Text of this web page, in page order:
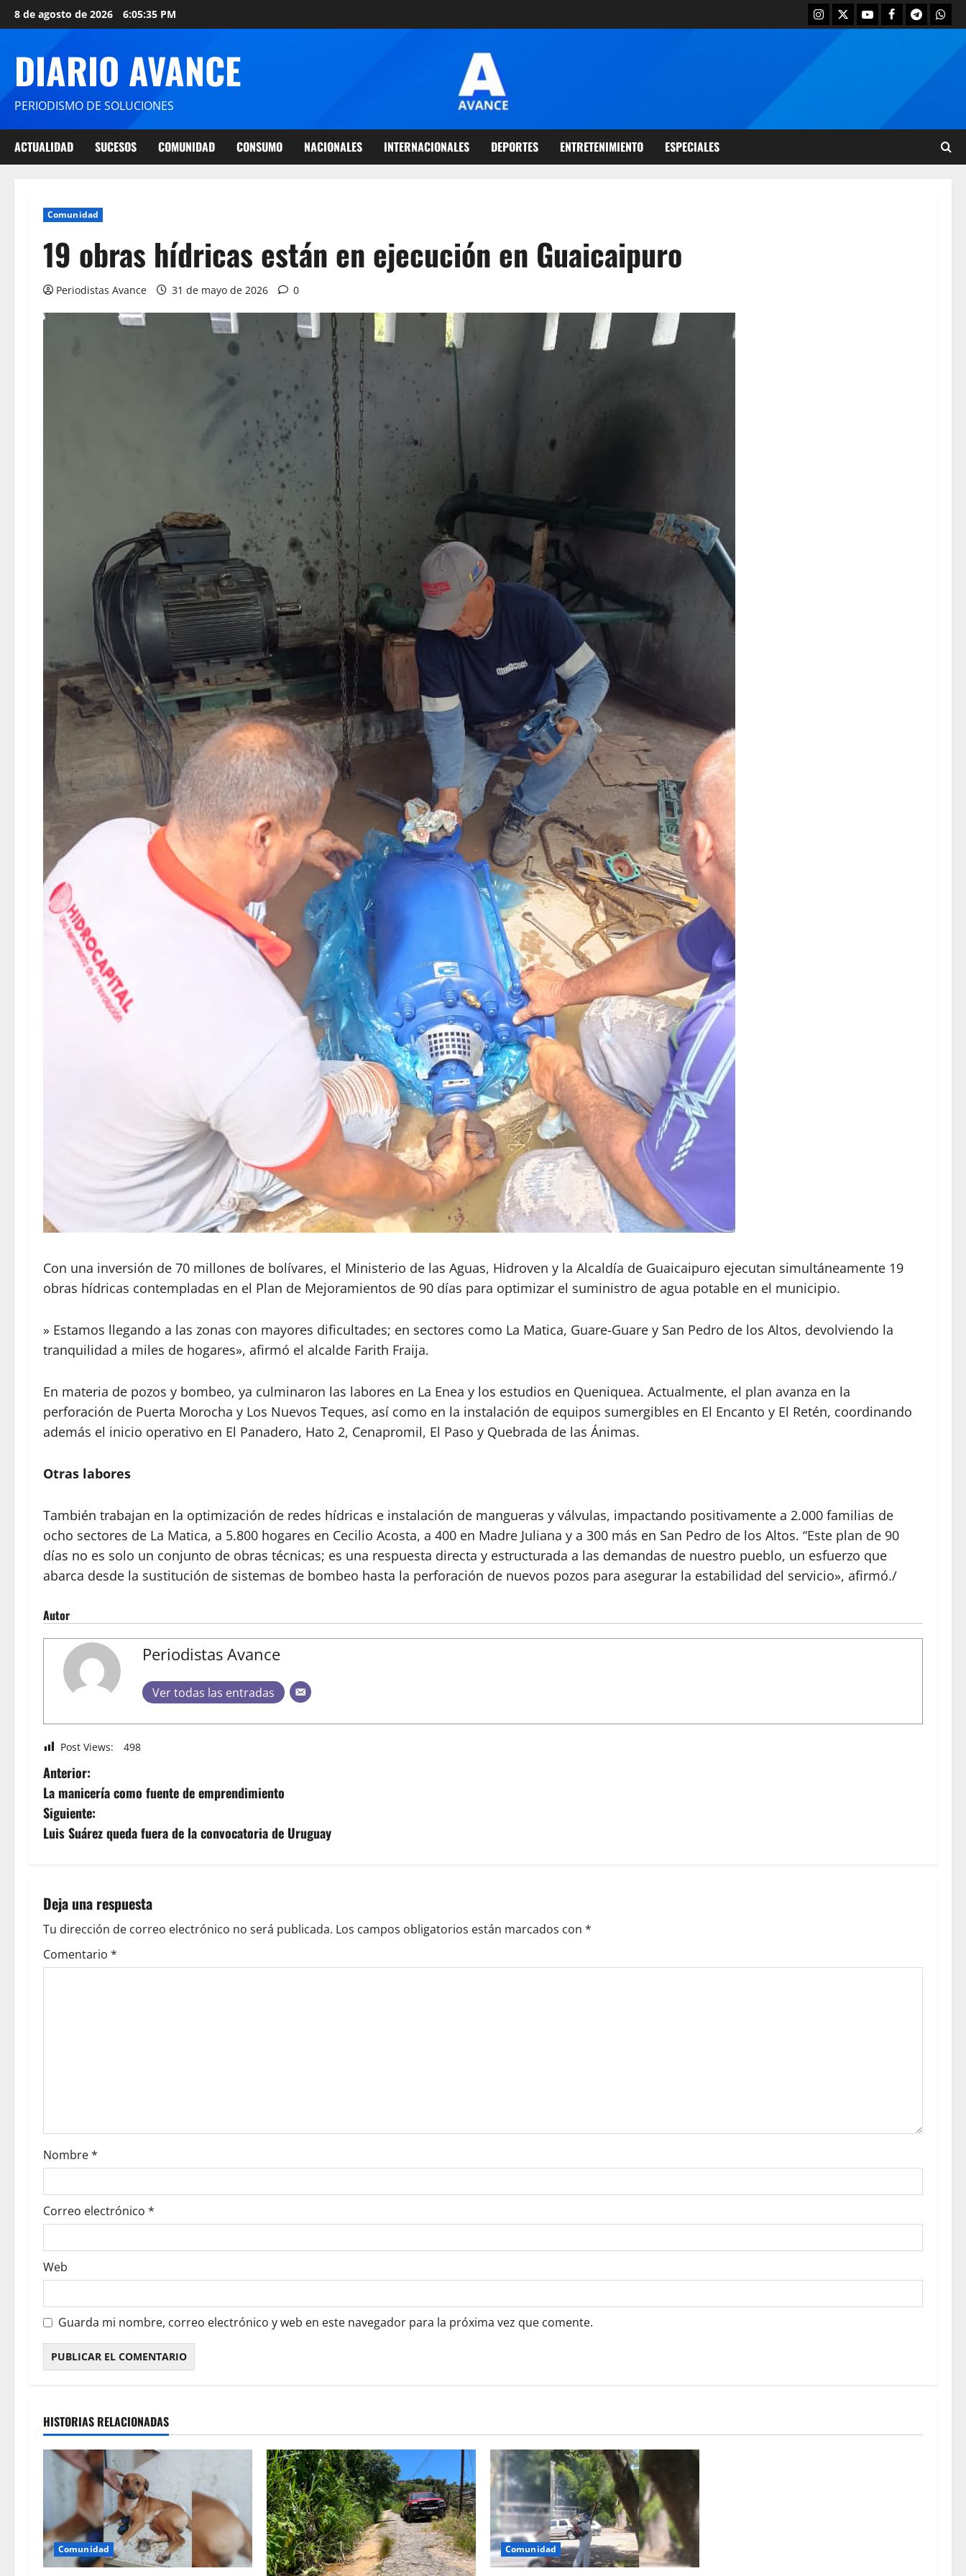
8 de agosto de 2026 6:05:36 PM
DIARIO AVANCE
PERIODISMO DE SOLUCIONES
ACTUALIDAD SUCESOS COMUNIDAD CONSUMO NACIONALES INTERNACIONALES DEPORTES ENTRETENIMIENTO ESPECIALES
Comunidad
19 obras hídricas están en ejecución en Guaicaipuro
Periodistas Avance 31 de mayo de 2026 0
Con una inversión de 70 millones de bolívares, el Ministerio de las Aguas, Hidroven y la Alcaldía de Guaicaipuro ejecutan simultáneamente 19
obras hídricas contempladas en el Plan de Mejoramientos de 90 días para optimizar el suministro de agua potable en el municipio.
» Estamos llegando a las zonas con mayores dificultades; en sectores como La Matica, Guare-Guare y San Pedro de los Altos, devolviendo la
tranquilidad a miles de hogares», afirmó el alcalde Farith Fraija.
En materia de pozos y bombeo, ya culminaron las labores en La Enea y los estudios en Queniquea. Actualmente, el plan avanza en la
perforación de Puerta Morocha y Los Nuevos Teques, así como en la instalación de equipos sumergibles en El Encanto y El Retén, coordinando
además el inicio operativo en El Panadero, Hato 2, Cenapromil, El Paso y Quebrada de las Ánimas.
Otras labores
También trabajan en la optimización de redes hídricas e instalación de mangueras y válvulas, impactando positivamente a 2.000 familias de
ocho sectores de La Matica, a 5.800 hogares en Cecilio Acosta, a 400 en Madre Juliana y a 300 más en San Pedro de los Altos. “Este plan de 90
días no es solo un conjunto de obras técnicas; es una respuesta directa y estructurada a las demandas de nuestro pueblo, un esfuerzo que
abarca desde la sustitución de sistemas de bombeo hasta la perforación de nuevos pozos para asegurar la estabilidad del servicio», afirmó./
Autor
Periodistas Avance
Ver todas las entradas
Post Views: 498
Anterior:
La manicería como fuente de emprendimiento
Siguiente:
Luis Suárez queda fuera de la convocatoria de Uruguay
Deja una respuesta
Tu dirección de correo electrónico no será publicada. Los campos obligatorios están marcados con *
Comentario *
Nombre*
Correo electrónico *
Web
Guarda mi nombre, correo electrónico y web en este navegador para la próxima vez que comente.
HISTORIAS RELACIONADAS
Comunidad Comunidad